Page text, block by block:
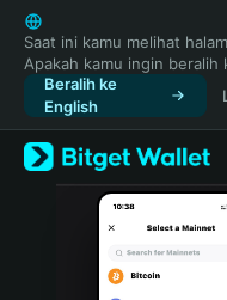
English
日本語
Tiếng Việt
Русский
Español (Latinoamérica)
Türkçe
Italiano
Saat ini kamu melihat
Apakah kamu ingin beralih
Beralih ke
English